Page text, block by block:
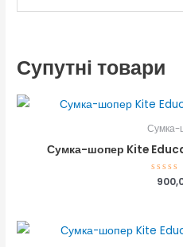
Супутні товари
Сумка-
Сумка-шопер Kite